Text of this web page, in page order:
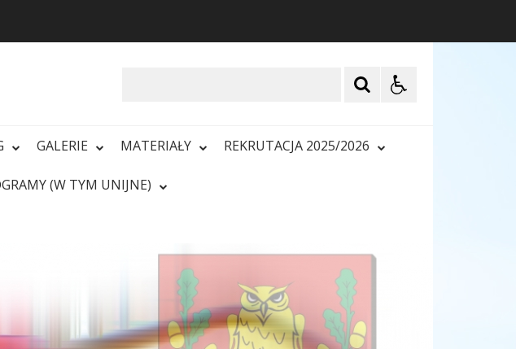
GALERIE MATERIAŁY REKRUTACJA 2025/2026
(W TYM UNIJNE)